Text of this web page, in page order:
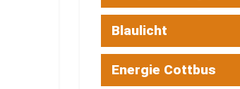
Blaulicht
Energie Cottbus